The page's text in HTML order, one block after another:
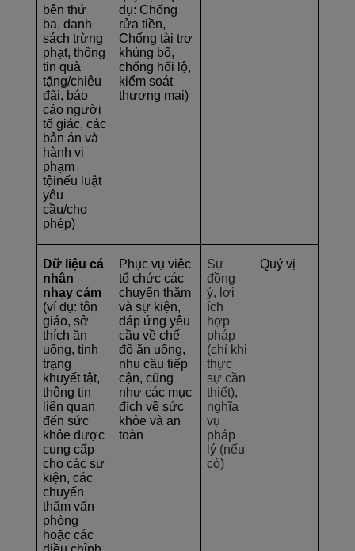
bên thứ
ba, danh
sách trừng
phạt, thông
tin quà
tặng/chiêu
đãi, báo
cáo người
tố giác, các
bản án và
hành vi
phạm
tộinếu luật
yêu
cầu/cho
phép)
dụ: Chống
rửa tiền,
Chống tài trợ
khủng bố,
chống hối lộ,
kiểm soát
thương mại)
Dữ liệu cá
nhân
nhạy cảm
(ví dụ: tôn
giáo, sở
thích ăn
uống, tình
trạng
khuyết tật,
thông tin
liên quan
đến sức
khỏe được
cung cấp
cho các sự
kiện, các
chuyến
thăm văn
phòng
hoặc các
Phục vụ việc
tổ chức các
chuyến thăm
và sự kiện,
đáp ứng yêu
cầu về chế
độ ăn uống,
nhu cầu tiếp
cận, cũng
như các mục
đích về sức
khỏe và an
toàn
Sự
đồng
ý, lợi
ích
hợp
pháp
(chỉ khi
thực
sự cần
thiết),
nghĩa
vụ
pháp
lý (nếu
có)
Quý vị